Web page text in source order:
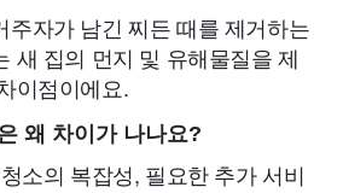
주자가 남긴 찌든 때를 제거하는
새 집의 먼지 및 유해물질을 제
이점이에요.
왜 차이가 나나요?
소의 복잡성, 필요한 추가 서비